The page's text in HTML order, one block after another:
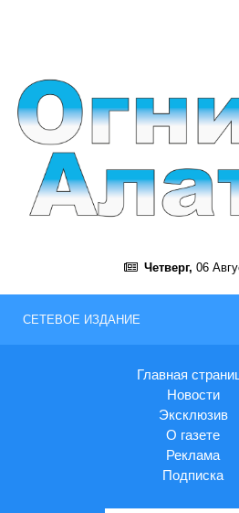
Четверг, 06
СЕТЕВОЕ ИЗДАНИЕ
Главная
Новости
Эксклюзив
О газете
Реклама
Подписка